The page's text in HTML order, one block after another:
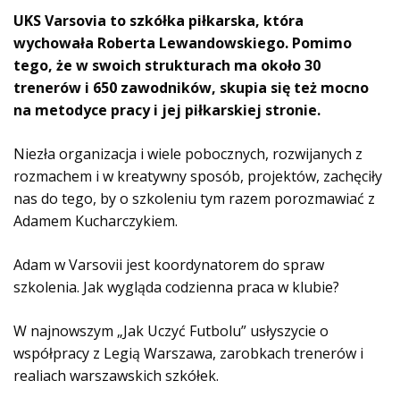
z
a
c
z
p
i
k
ó
w
ź
w
ę
k
o
UKS Varsovia to szkółka piłkarska, która
wychowała Roberta Lewandowskiego. Pomimo
tego, że w swoich strukturach ma około 30
trenerów i 650 zawodników, skupia się też mocno
na metodyce pracy i jej piłkarskiej stronie.
Niezła organizacja i wiele pobocznych, rozwijanych z
rozmachem i w kreatywny sposób, projektów, zachęciły
nas do tego, by o szkoleniu tym razem porozmawiać z
Adamem Kucharczykiem.
Adam w Varsovii jest koordynatorem do spraw
szkolenia. Jak wygląda codzienna praca w klubie?
W najnowszym „Jak Uczyć Futbolu” usłyszycie o
współpracy z Legią Warszawa, zarobkach trenerów i
realiach warszawskich szkółek.